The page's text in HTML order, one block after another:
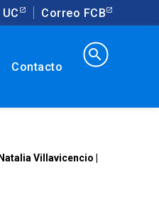
Correo FCB
Contacto
search
Villavicencio |